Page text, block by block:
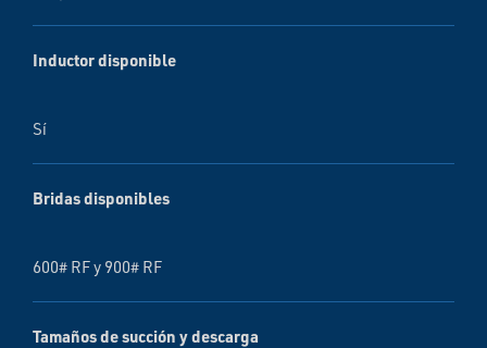
Inductor disponible
Sí
Bridas disponibles
600# RF y 900# RF
Tamaños de succión y descarga